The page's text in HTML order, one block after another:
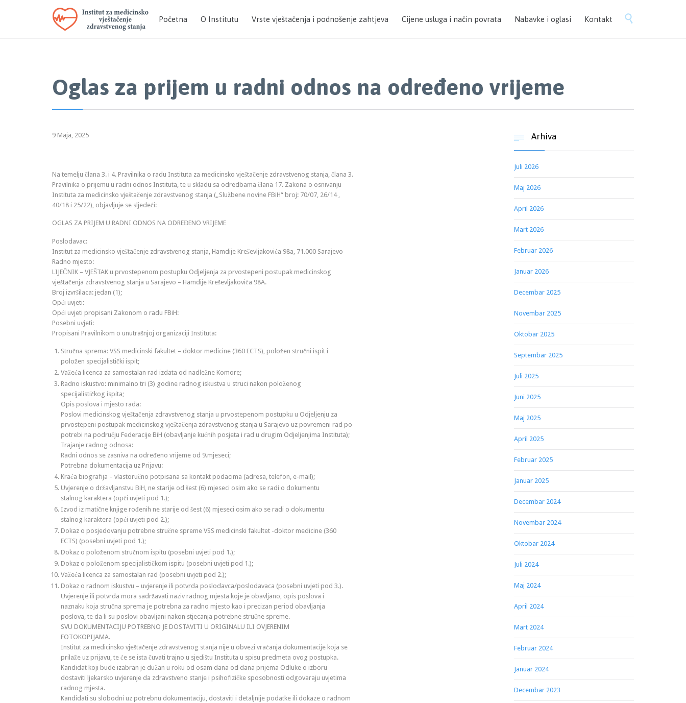
Skip
Početna O Institutu Vrste vještačenja i podnošenje zahtjeva Cijene usluga i način povrata Nabavke i oglasi Kontakt 
Oglas za prijem u radni odnos na određeno vrijeme
9 Maja, 2025
Na temelju člana 3. i 4. Pravilnika o radu Instituta za medicinsko vještačenje zdravstvenog stanja, člana 3.
Pravilnika o prijemu u radni odnos Instituta, te u skladu sa odredbama člana 17. Zakona o osnivanju
Instituta za medicinsko vještačenje zdravstvenog stanja („Službene novine FBiH“ broj: 70/07, 26/14 ,
40/18 i 25/22), objavljuje se sljedeći:
OGLAS ZA PRIJEM U RADNI ODNOS NA ODREĐENO VRIJEME
Poslodavac:
Institut za medicinsko vještačenje zdravstvenog stanja, Hamdije Kreševljakovića 98a, 71.000 Sarajevo
Radno mjesto:
LIJEČNIK – VJEŠTAK u prvostepenom postupku Odjeljenja za prvostepeni postupak medicinskog
vještačenja zdravstvenog stanja u Sarajevo – Hamdije Kreševljakovića 98A.
Broj izvršilaca: jedan (1);
Opći uvjeti:
Opći uvjeti propisani Zakonom o radu FBiH:
Posebni uvjeti:
Propisani Pravilnikom o unutrašnjoj organizaciji Instituta:
Stručna sprema: VSS medicinski fakultet – doktor medicine (360 ECTS), položen stručni ispit i
položen specijalistički ispit;
Važeća licenca za samostalan rad izdata od nadležne Komore;
Radno iskustvo: minimalno tri (3) godine radnog iskustva u struci nakon položenog
specijalističkog ispita;
Opis poslova i mjesto rada:
Poslovi medicinskog vještačenja zdravstvenog stanja u prvostepenom postupku u Odjeljenju za
prvostepeni postupak medicinskog vještačenja zdravstvenog stanja u Sarajevo uz povremeni rad po
potrebi na području Federacije BiH (obavljanje kućnih posjeta i rad u drugim Odjeljenjima Instituta);
Trajanje radnog odnosa:
Radni odnos se zasniva na određeno vrijeme od 9.mjeseci;
Potrebna dokumentacija uz Prijavu:
Kraća biografija – vlastoručno potpisana sa kontakt podacima (adresa, telefon, e-mail);
Uvjerenje o državljanstvu BiH, ne starije od šest (6) mjeseci osim ako se radi o dokumentu
stalnog karaktera (opći uvjeti pod 1.);
Izvod iz matične knjige rođenih ne starije od šest (6) mjeseci osim ako se radi o dokumentu
stalnog karaktera (opći uvjeti pod 2.);
Dokaz o posjedovanju potrebne stručne spreme VSS medicinski fakultet -doktor medicine (360
ECTS) (posebni uvjeti pod 1.);
Dokaz o položenom stručnom ispitu (posebni uvjeti pod 1.);
Dokaz o položenom specijalističkom ispitu (posebni uvjeti pod 1.);
Važeća licenca za samostalan rad (posebni uvjeti pod 2.);
Dokaz o radnom iskustvu – uvjerenje ili potvrda poslodavca/poslodavaca (posebni uvjeti pod 3.).
Uvjerenje ili potvrda mora sadržavati naziv radnog mjesta koje je obavljano, opis poslova i
naznaku koja stručna sprema je potrebna za radno mjesto kao i precizan period obavljanja
poslova, te da li su poslovi obavljani nakon stjecanja potrebne stručne spreme.
SVU DOKUMENTACIJU POTREBNO JE DOSTAVITI U ORIGINALU ILI OVJERENIM
FOTOKOPIJAMA.
Institut za medicinsko vještačenje zdravstvenog stanja nije u obvezi vraćanja dokumentacije koja se
prilaže uz prijavu, te će se ista čuvati trajno u sjedištu Instituta u spisu predmeta ovog postupka.
Kandidat koji bude izabran je dužan u roku od osam dana od dana prijema Odluke o izboru
dostaviti ljekarsko uvjerenje da zdravstveno stanje i psihofizičke sposobnosti odgovaraju uvjetima
radnog mjesta.
Kandidati su slobodni uz potrebnu dokumentaciju, dostaviti i detaljnije podatke ili dokaze o radnom
 Arhiva
Juli 2026
Maj 2026
April 2026
Mart 2026
Februar 2026
Januar 2026
Decembar 2025
Novembar 2025
Oktobar 2025
Septembar 2025
Juli 2025
Juni 2025
Maj 2025
April 2025
Februar 2025
Januar 2025
Decembar 2024
Novembar 2024
Oktobar 2024
Juli 2024
Maj 2024
April 2024
Mart 2024
Februar 2024
Januar 2024
Decembar 2023